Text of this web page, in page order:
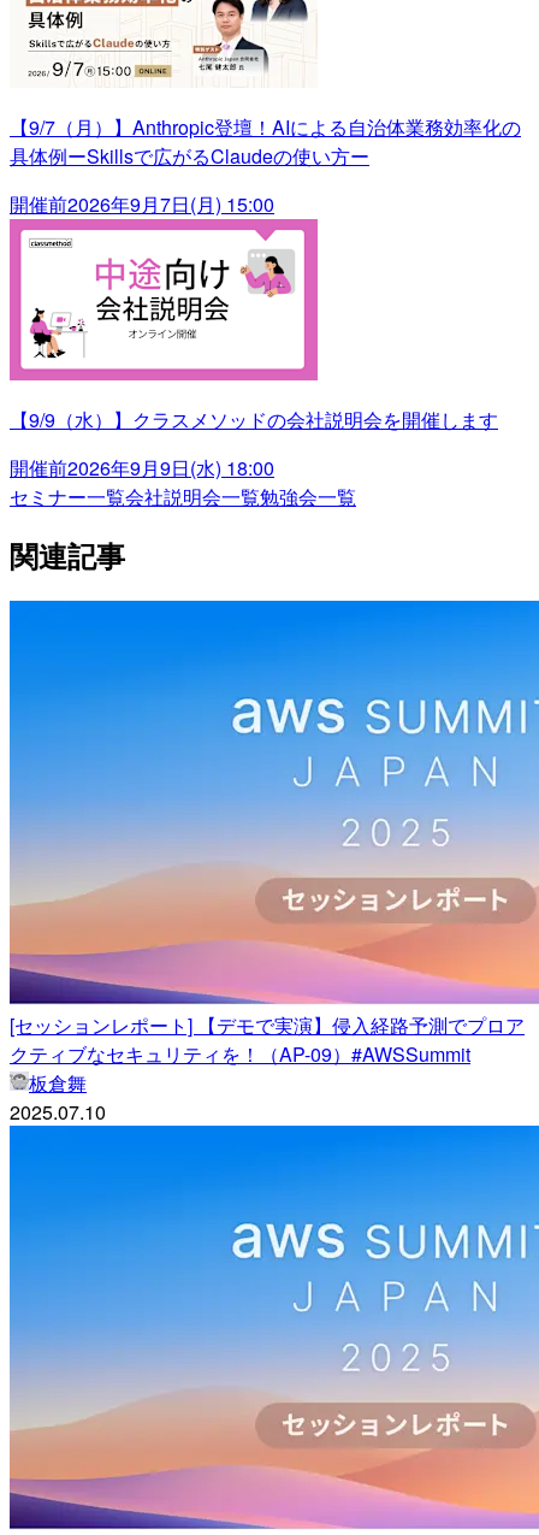
【9/7（月）】Anthropic登壇！AIによる自治体業務効率化の
具体例ーSkillsで広がるClaudeの使い方ー
開催前2026年9月7日(月) 15:00
【9/9（水）】クラスメソッドの会社説明会を開催します
開催前2026年9月9日(水) 18:00
セミナー一覧会社説明会一覧勉強会一覧
関連記事
[セッションレポート] 【デモで実演】侵入経路予測でプロア
クティブなセキュリティを！（AP-09）#AWSSummit
板倉舞
2025.07.10